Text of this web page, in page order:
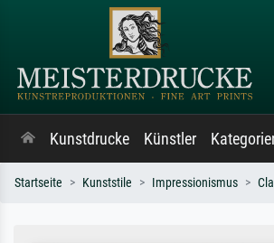
Kunstdrucke Künstler
Startseite Kunststile Impressionismus